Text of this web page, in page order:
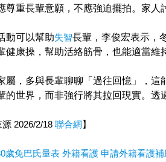
尊重長輩意願，不應強迫擺拍。家人
動可以幫助失智長輩，李俊宏表示，
健康操，幫助活絡筋骨，也能適當維
屬，多與長輩聊聊「過往回憶」，這
的世界，而非強行將其拉回現實。透
源 2026/2/18 聯合網】
歲免巴氏量表 外籍看護 申請外籍看護補